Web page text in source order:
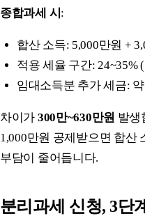
종합과세 시 :
합산 소득: 5,000만원 +
적용 세율 구간: 24~35%
임대소득분 추가 세금:
차이가 300만~630만원 발생
1,000만원 공제받으면 합산
부담이 줄어듭니다.
분리과세 신청, 3단